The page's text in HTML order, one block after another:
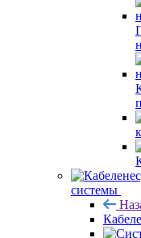
системы